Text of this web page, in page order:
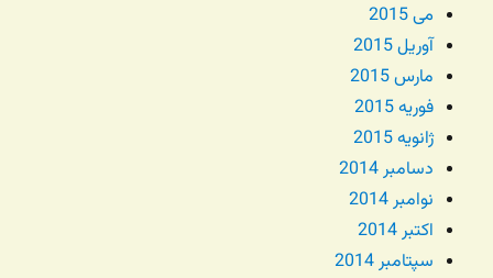
می 2015
آوریل 2015
مارس 2015
فوریه 2015
ژانویه 2015
دسامبر 2014
نوامبر 2014
اکتبر 2014
سپتامبر 2014